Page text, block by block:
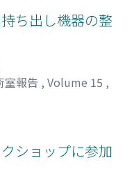
ち出し機器の整
室報告 , Volume 15 ,
ショップに参加